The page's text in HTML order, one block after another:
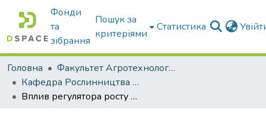
Фонди
та
зібрання
Пошук за
критеріями
Статистика
Головна
Факультет Агротехнологій та екології
Кафедра Рослинництва та садівництва ім. професора В.В. Калитки
Вплив регулятора росту АКМ на реалізацію генетичного потенціалу інтенсивних сортів озимої пшениці в умовах Південного Степу